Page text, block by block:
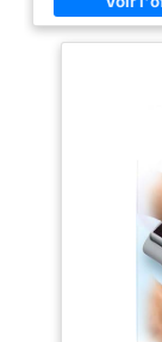
plus sortie